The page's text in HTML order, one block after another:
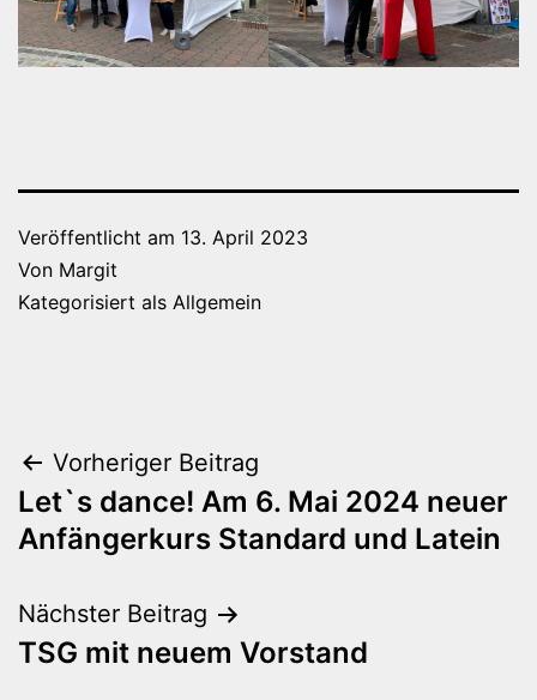
Veröffentlicht am 13. April 2023
Von Margit
Kategorisiert als Allgemein
Beitragsnavigation
Vorheriger Beitrag
Let`s dance! Am 6. Mai 2024 neuer
Anfängerkurs Standard und Latein
Nächster Beitrag
TSG mit neuem Vorstand